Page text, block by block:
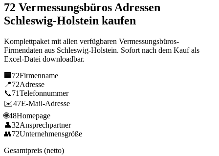
72 Vermessungsbüros Adressen
Schleswig-Holstein kaufen
Komplettpaket mit allen verfügbaren Vermessungsbüros-
Firmendaten aus Schleswig-Holstein. Sofort nach dem Kauf als
Excel-Datei downloadbar.
🏢 72Firmenname
📍72Adresse
📞71Telefonnummer
✉️47E-Mail-Adresse
🌐48Homepage
👤32Ansprechpartner
👥72Unternehmensgröße
Gesamtpreis (netto)